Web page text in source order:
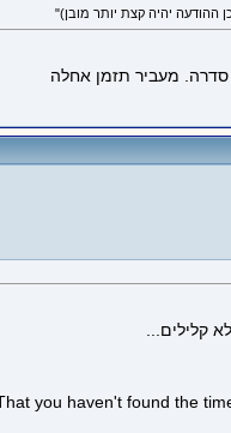
קלילים...
you haven't found the